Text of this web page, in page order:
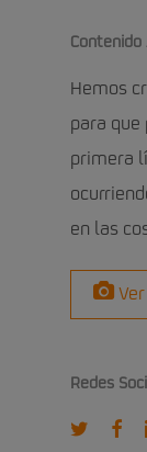
Hemos
para
primera
en las
Redes
twitter